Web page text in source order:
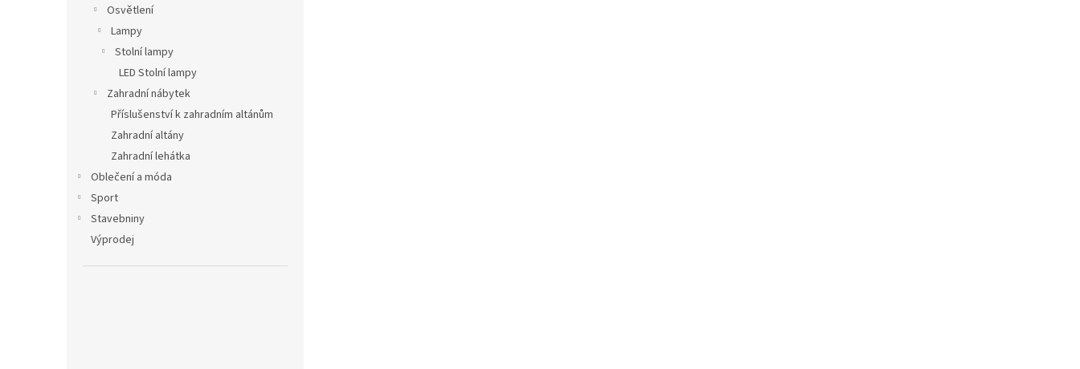
Osvětlení
Lampy
Stolní lampy
LED Stolní lampy
Zahradní nábytek
Příslušenství k zahradním altánům
Zahradní altány
Zahradní lehátka
Oblečení a móda
Sport
Stavebniny
Výprodej